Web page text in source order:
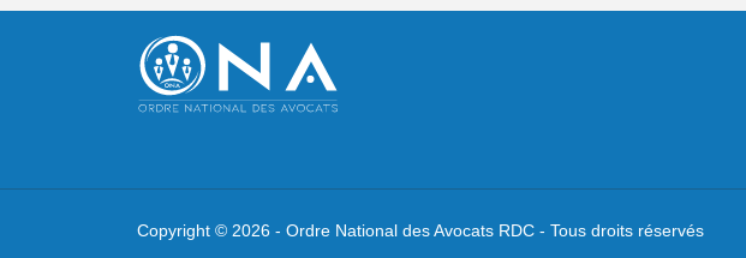
Copyright © 2026 - Ordre National des Avocats RDC - Tous droits réservés